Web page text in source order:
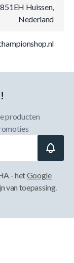
Huissen,
Nederland
producten
- hetGoogle
van toepassing.